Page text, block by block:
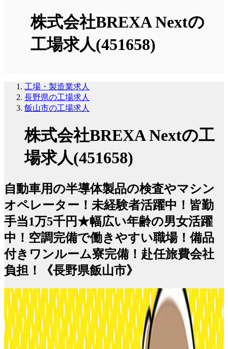
株式会社BREXA Nextの
工場求人(451658)
工場・製造業求人
長野県の工場求人
飯山市の工場求人
株式会社BREXA Nextの工
場求人(451658)
自動車用の半導体製品の検査やマシン
オペレーター！未経験者活躍中！皆勤
手当1万5千円★幅広い年齢の男女活躍
中！空調完備で働きやすい職場！備品
付きワンルーム寮完備！赴任旅費会社
負担！《長野県飯山市》